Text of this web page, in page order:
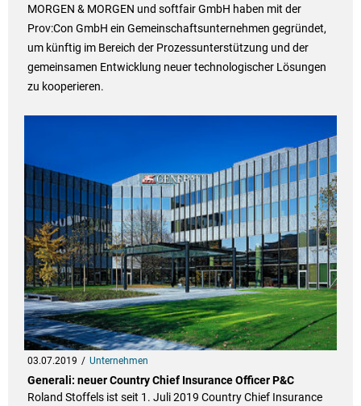
MORGEN & MORGEN und softfair GmbH haben mit der
Prov:Con GmbH ein Gemeinschaftsunternehmen gegründet,
um künftig im Bereich der Prozessunterstützung und der
gemeinsamen Entwicklung neuer technologischer Lösungen
zu kooperieren.
03.07.2019 Unternehmen
Generali: neuer Country Chief Insurance Officer P&C
Roland Stoffels ist seit 1. Juli 2019 Country Chief Insurance